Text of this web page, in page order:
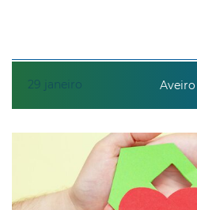
29 janeiro Aveiro